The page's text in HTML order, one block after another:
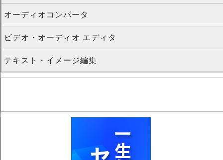
オーディオコンバータ
ビデオ・オーディオ エディタ
テキスト・イメージ編集